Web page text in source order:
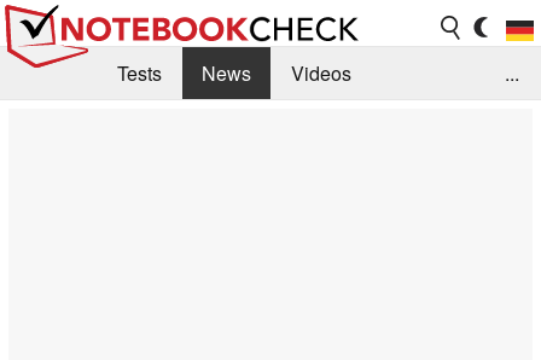
Tests News
Videos
...